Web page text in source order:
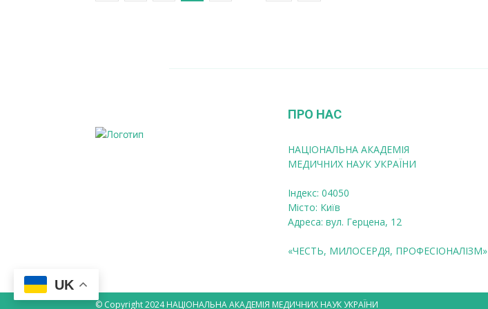
ПРО НАС
НАЦІОНАЛЬНА АКАДЕМІЯ
МЕДИЧНИХ НАУК УКРАЇНИ
Індекс: 04050
Місто: Київ
Адреса: вул. Герцена, 12
«ЧЕСТЬ, МИЛОСЕРДЯ, ПРОФЕСІОНАЛІЗМ»
© Copyright 2024 НАЦІОНАЛЬНА АКАДЕМІЯ МЕДИЧНИХ НАУК УКРАЇНИ
UK